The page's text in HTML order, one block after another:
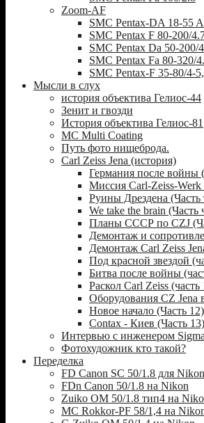
Zoom-AF
SMC Pentax-DA 18-55
SMC Pentax F 80-200/
SMC Pentax Da 50-200/
SMC Pentax Fa 80-320/
SMC Pentax-F 35-80/4-
Мысли в слух
история объектива Гелиос-44
Зенит и гвозди
История объектива Гелиос-81
MC Multi Coating
Путь фото нищеброда.
Carl Zeiss Jena (история)
Германия после войны
Миссия Carl-Zeiss-Werk
Руины Дрездена (Часть
We take the brain (Часть
Планы СССР по CZJ
Демонтаж и
Демонтаж Carl Zeiss
Под красной звездой
Битва после войны
Раскол Carl Zeiss (часть
Оборудования CZ Jena
Новое начало (Часть 12)
Contax - Киев (Часть 13)
Интервью с инженером
Фотохудожник кто такой?
Переделка
FD Canon SC 50/1.8 для Nikon
FDn Canon 50/1.8 на Nikon
Zuiko OM 50/1.8 тип4 на
MC Rokkor-PF 58/1,4 на